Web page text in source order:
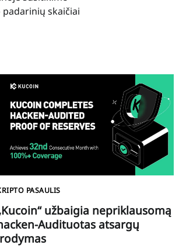
skaičiai
PASAULIS
užbaigia nepriklausomą
Audituotas atsargų